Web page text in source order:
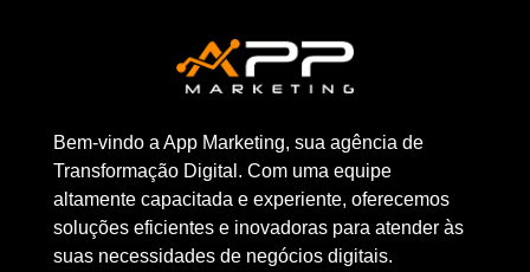
Bem-vindo a App Marketing, sua agência de
Transformação Digital. Com uma equipe
altamente capacitada e experiente, oferecemos
soluções eficientes e inovadoras para atender às
suas necessidades de negócios digitais.